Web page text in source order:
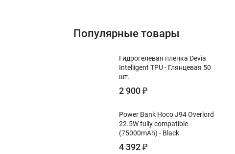
Популярные товары
Гидрогелевая пленка Devia
Intelligent TPU - Глянцевая 50
шт.
2 900₽
Power Bank Hoco J94 Overlord
22.5W fully compatible
(75000mAh) - Black
4 392₽